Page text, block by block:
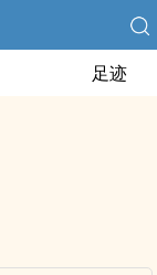
足迹